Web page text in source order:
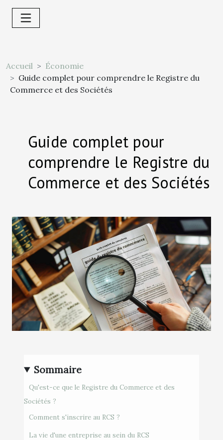
Accueil
Économie
Guide complet pour comprendre le Registre du
Commerce et des Sociétés
Guide complet pour
comprendre le Registre du
Commerce et des Sociétés
Sommaire
Qu'est-ce que le Registre du Commerce et des
Sociétés ?
Comment s'inscrire au RCS ?
La vie d'une entreprise au sein du RCS